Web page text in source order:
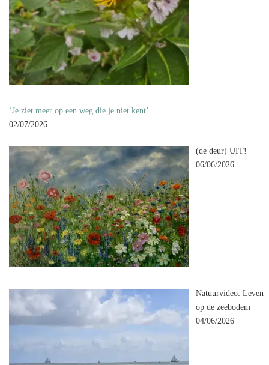
‘Je ziet meer op een weg die je niet kent’
02/07/2026
(de deur) UIT!
06/06/2026
Natuurvideo: Leven
op de zeebodem
04/06/2026